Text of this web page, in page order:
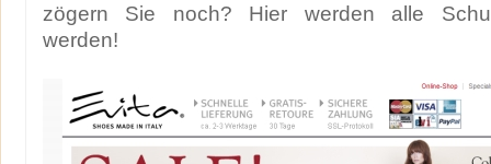
zögern Sie noch? Hier werden alle
werden!